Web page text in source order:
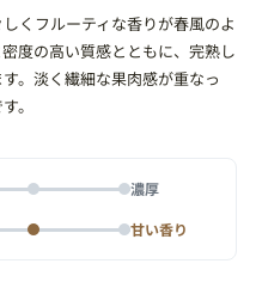
くフルーティな香りが春風のよ
度の高い質感とともに、完熟し
。淡く繊細な果肉感が重なっ
。
濃厚
甘い香り